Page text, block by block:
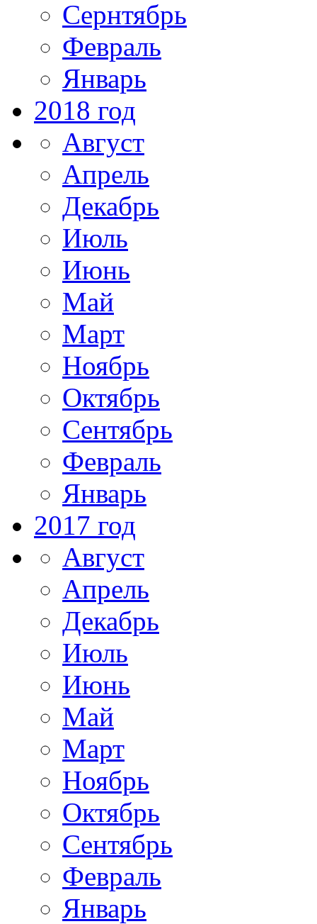
Сернтябрь
Февраль
Январь
2018 год
Август
Апрель
Декабрь
Июль
Июнь
Май
Март
Ноябрь
Октябрь
Сентябрь
Февраль
Январь
2017 год
Август
Апрель
Декабрь
Июль
Июнь
Май
Март
Ноябрь
Октябрь
Сентябрь
Февраль
Январь